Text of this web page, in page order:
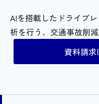
AIを搭載したドライブ
析を行う、交通事故削
資料請求